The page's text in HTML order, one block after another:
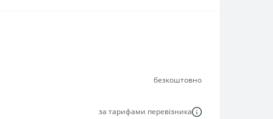
безкоштовно
за тарифами перевізника